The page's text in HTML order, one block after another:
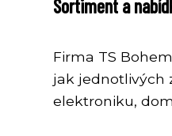
Sortiment a
Firma TS
jak jednotlivých
elektroniku,